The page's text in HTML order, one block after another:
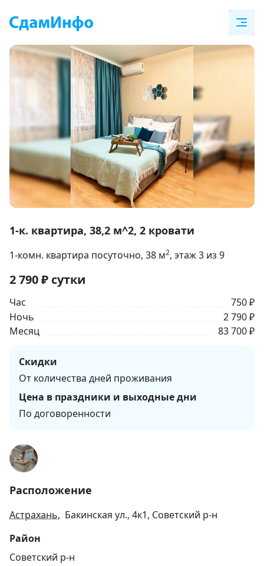
1
18
1-к. квартира, 38,2 м^2, 2 кровати
1-комн. квартира посуточно, 38 м2, этаж 3 из 9
2 790₽ сутки
Час
750 ₽
Ночь
2 790 ₽
Месяц
83 700 ₽
Скидки
От количества дней проживания
Цена в праздники и выходные дни
По договоренности
Расположение
Астрахань, Бакинская ул., 4к1, Советский р-н
Район
Советский р-н